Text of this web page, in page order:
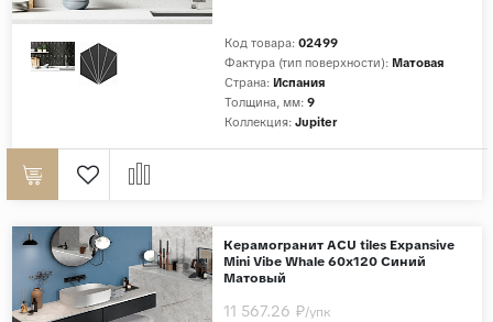
Код товара: 02499
Фактура (тип поверхности): Матовая
Страна: Испания
Толщина, мм: 9
Коллекция: Jupiter
Керамогранит ACU tiles Expansive
Mini Vibe Whale 60x120 Синий
Матовый
11 567.26 ₽/упк